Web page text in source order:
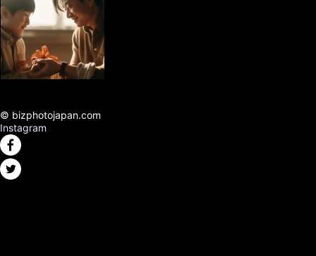
© bizphotojapan.com
Instagram